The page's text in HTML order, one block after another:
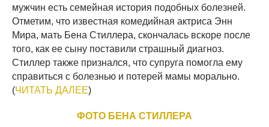
мужчин есть семейная история подобных болезней.
Отметим, что известная комедийная актриса Энн
Мира, мать Бена Стиллера, скончалась вскоре после
того, как ее сыну поставили страшный диагноз.
Стиллер также признался, что супруга помогла ему
справиться с болезнью и потерей мамы морально.
(ЧИТАТЬ ДАЛЕЕ)
ФОТО БЕНА СТИЛЛЕРА